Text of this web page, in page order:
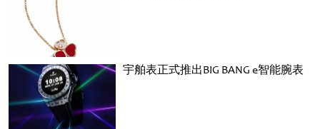
宇舶表正式推出BIG BANG e智能腕表